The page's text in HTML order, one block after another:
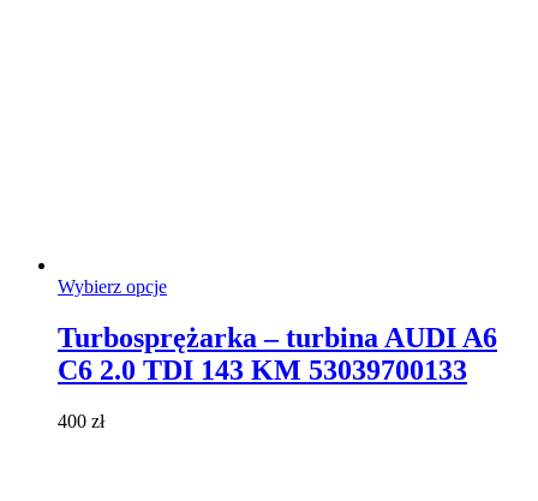
Wybierz opcjeTen
wiele
wariantów.
Turbosprężarka – turbina AUDI A6
C6 2.0 TDI 143 KM 53039700133
400 zł